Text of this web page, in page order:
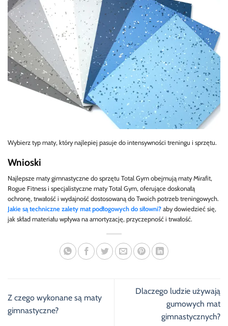
Wybierz typ maty, który najlepiej pasuje do intensywności treningu i sprzętu.
Wnioski
Najlepsze maty gimnastyczne do sprzętu Total Gym obejmują maty Mirafit,
Rogue Fitness i specjalistyczne maty Total Gym, oferujące doskonałą
ochronę, trwałość i wydajność dostosowaną do Twoich potrzeb treningowych.
Jakie są techniczne zalety mat podłogowych do siłowni? aby dowiedzieć się,
jak skład materiału wpływa na amortyzację, przyczepność i trwałość.
Z czego wykonane są maty
gimnastyczne?
Dlaczego ludzie używają
gumowych mat
gimnastycznych?